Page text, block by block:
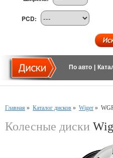
PCD:
По авто
Главная » Каталог дисков » Wiger »
Колесные диски